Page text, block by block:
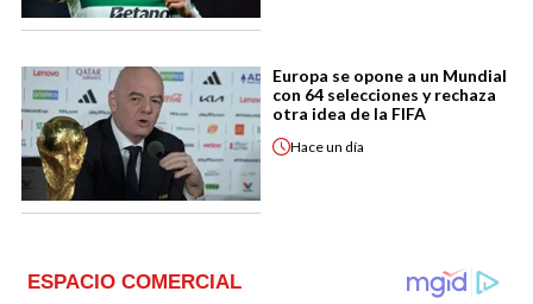
Europa se opone a un Mundial
con 64 selecciones y rechaza
otra idea de la FIFA
Haceun día